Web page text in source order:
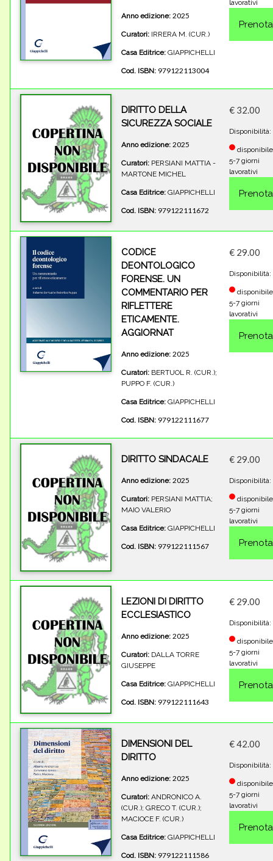
Anno edizione: 2025
Curatori: IRRERA M. (CUR.)
Casa Editrice: GIAPPICHELLI
Cod. ISBN: 979122113004
lavorativi
DIRITTO DELLA
SICUREZZA SOCIALE
Anno edizione: 2025
Curatori: PERSIANI MATTIA -
MARTONE MICHEL
Casa Editrice: GIAPPICHELLI
Cod. ISBN: 979122111672
€ 32.00
Disponibilità:
5-7 giorni
lavorativi
CODICE
DEONTOLOGICO
FORENSE. UN
COMMENTARIO PER
RIFLETTERE
ETICAMENTE.
AGGIORNAT
Anno edizione: 2025
Curatori: BERTUOL R. (CUR.);
PUPPO F. (CUR.)
Casa Editrice: GIAPPICHELLI
Cod. ISBN: 979122111677
€ 29.00
Disponibilità:
5-7 giorni
lavorativi
DIRITTO SINDACALE
Anno edizione: 2025
Curatori: PERSIANI MATTIA;
MAIO VALERIO
Casa Editrice: GIAPPICHELLI
Cod. ISBN: 979122111567
€ 29.00
Disponibilità:
5-7 giorni
lavorativi
LEZIONI DI DIRITTO
ECCLESIASTICO
Anno edizione: 2025
Curatori: DALLA TORRE
GIUSEPPE
Casa Editrice: GIAPPICHELLI
Cod. ISBN: 979122111643
€ 29.00
Disponibilità:
5-7 giorni
lavorativi
DIMENSIONI DEL
DIRITTO
Anno edizione: 2025
Curatori: ANDRONICO A.
(CUR.); GRECO T. (CUR.);
MACIOCE F. (CUR.)
Casa Editrice: GIAPPICHELLI
Cod. ISBN: 979122111586
€ 42.00
Disponibilità:
5-7 giorni
lavorativi